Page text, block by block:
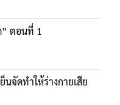
ตอนที่ 1
นจัดทำให้ร่างกายเสีย